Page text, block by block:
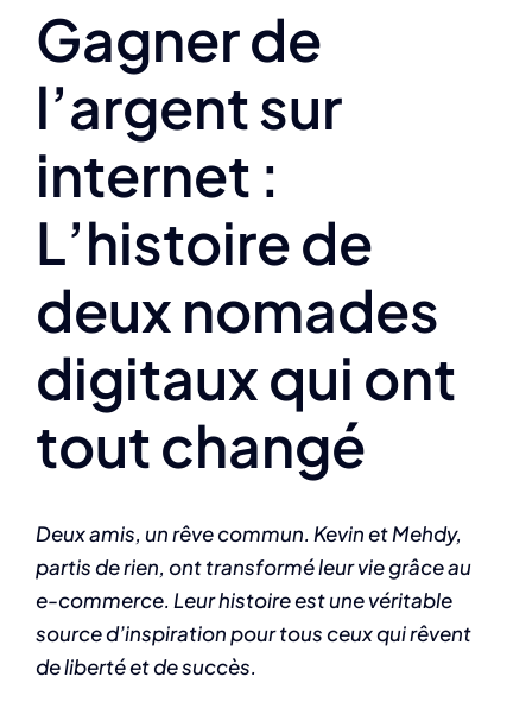
Gagner de
l’argent sur
internet :
L’histoire de
deux nomades
digitaux qui ont
tout changé
Deux amis, un rêve commun. Kevin et Mehdy,
partis de rien, ont transformé leur vie grâce au
e-commerce. Leur histoire est une véritable
source d’inspiration pour tous ceux qui rêvent
de liberté et de succès.